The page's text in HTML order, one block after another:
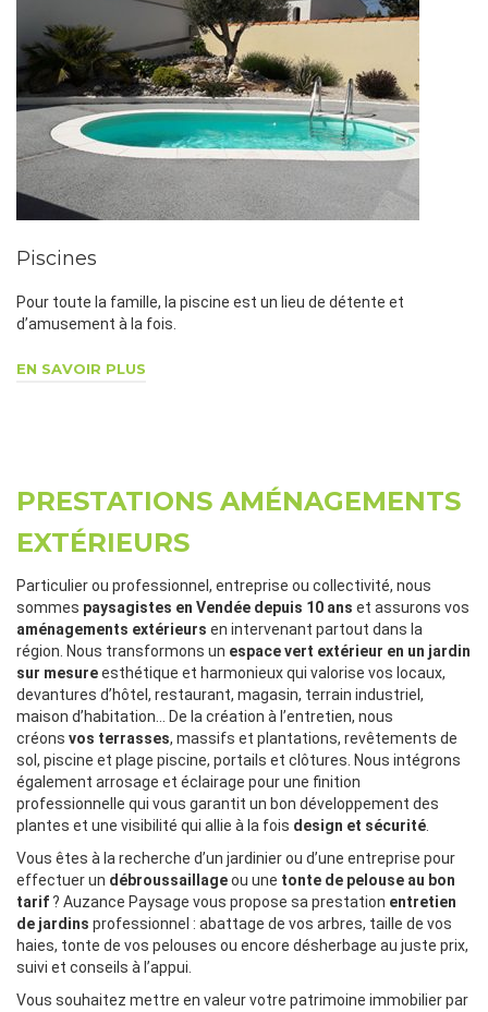
Piscines
Pour toute la famille, la piscine est un lieu de détente et
d’amusement à la fois.
EN SAVOIR PLUS
PRESTATIONS AMÉNAGEMENTS
EXTÉRIEURS
Particulier ou professionnel, entreprise ou collectivité, nous
sommes paysagistes en Vendée depuis 10 ans et assurons vos
aménagements extérieurs en intervenant partout dans la
région. Nous transformons un espace vert extérieur en un jardin
sur mesureesthétique et harmonieux qui valorise vos locaux,
devantures d’hôtel, restaurant, magasin, terrain industriel,
maison d’habitation… De la création à l’entretien, nous
créons vos terrasses, massifs et plantations, revêtements de
sol, piscine et plage piscine, portails et clôtures. Nous intégrons
également arrosage et éclairage pour une finition
professionnelle qui vous garantit un bon développement des
plantes et une visibilité qui allie à la fois design et sécurité
Vous êtes à la recherche d’un jardinier ou d’une entreprise pour
effectuer un débroussaillageou une tonte de pelouse au bon
tarif ? Auzance Paysage vous propose sa prestation entretien
de jardins professionnel : abattage de vos arbres, taille de vos
haies, tonte de vos pelouses ou encore désherbage au juste prix,
suivi et conseils à l’appui.
Vous souhaitez mettre en valeur votre patrimoine immobilier par